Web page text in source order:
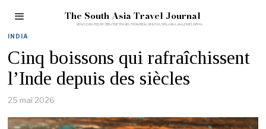
The South Asia Travel Journal
INDIA
Cinq boissons qui rafraîchissent
l’Inde depuis des siècles
25 mai 2026